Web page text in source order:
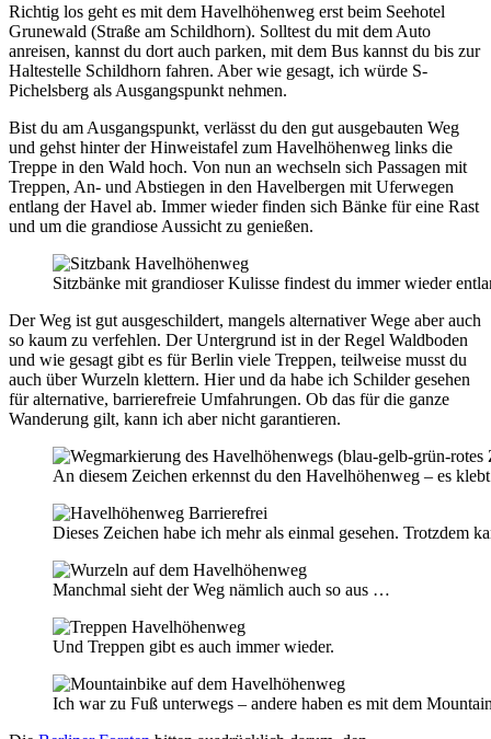
Richtig los geht es mit dem Havelhöhenweg erst beim Seehotel
Grunewald (Straße am Schildhorn). Solltest du mit dem Auto
anreisen, kannst du dort auch parken, mit dem Bus kannst du bis zur
Haltestelle Schildhorn fahren. Aber wie gesagt, ich würde S-
Pichelsberg als Ausgangspunkt nehmen.
Bist du am Ausgangspunkt, verlässt du den gut ausgebauten Weg
und gehst hinter der Hinweistafel zum Havelhöhenweg links die
Treppe in den Wald hoch. Von nun an wechseln sich Passagen mit
Treppen, An- und Abstiegen in den Havelbergen mit Uferwegen
entlang der Havel ab. Immer wieder finden sich Bänke für eine Rast
und um die grandiose Aussicht zu genießen.
Sitzbänke mit grandioser Kulisse findest du immer wieder
Der Weg ist gut ausgeschildert, mangels alternativer Wege aber auch
so kaum zu verfehlen. Der Untergrund ist in der Regel Waldboden
und wie gesagt gibt es für Berlin viele Treppen, teilweise musst du
auch über Wurzeln klettern. Hier und da habe ich Schilder gesehen
für alternative, barrierefreie Umfahrungen. Ob das für die ganze
Wanderung gilt, kann ich aber nicht garantieren.
An diesem Zeichen erkennst du den Havelhöhenweg – es
Dieses Zeichen habe ich mehr als einmal gesehen. Trotzdem
Manchmal sieht der Weg nämlich auch so aus …
Und Treppen gibt es auch immer wieder.
Ich war zu Fuß unterwegs – andere haben es mit dem